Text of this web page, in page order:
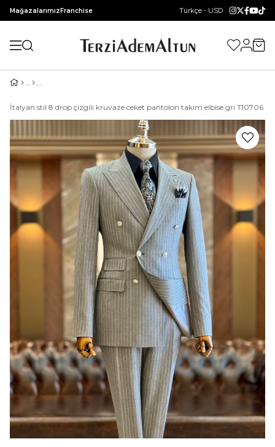
MağazalarımızFranchise Türkçe - USD
İtalyan stil 8 drop çizgili kruvaze ceket pantolon takım elbise gri T10706